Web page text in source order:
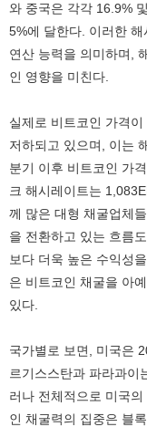
와 중국은 각각 16.9%
5%에 달한다. 이러한
연산 능력을 의미하며,
인 영향을 미친다.
실제로 비트코인 가격
저하되고 있으며, 이는
분기 이후 비트코인 가
크 해시레이트는
께 많은 대형 채굴업체
을 전환하고 있는 흐름
보다 더욱 높은 수익성
은 비트코인 채굴을 아
있다.
국가별로 보면, 미국은
르기스스탄과 파라과이
러나 전체적으로 미국
인 채굴력의 집중은 블